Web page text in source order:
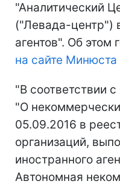
"Аналитический
("Левада-центр")
агентов". Об этом
на сайте
"В соответствии
"О
05.09.2016 в
организаций,
иностранного
Автономная